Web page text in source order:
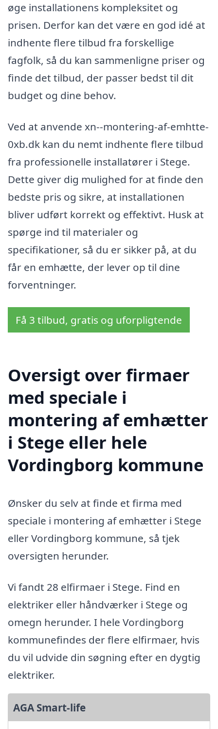
øge installationens kompleksitet og
prisen. Derfor kan det være en god idé at
indhente flere tilbud fra forskellige
fagfolk, så du kan sammenligne priser og
finde det tilbud, der passer bedst til dit
budget og dine behov.
Ved at anvende xn--montering-af-emhtte-
0xb.dk kan du nemt indhente flere tilbud
fra professionelle installatører i Stege.
Dette giver dig mulighed for at finde den
bedste pris og sikre, at installationen
bliver udført korrekt og effektivt. Husk at
spørge ind til materialer og
specifikationer, så du er sikker på, at du
får en emhætte, der lever op til dine
forventninger.
Få 3 tilbud, gratis og uforpligtende
Oversigt over firmaer
med speciale i
montering af emhætter
i Stege eller hele
Vordingborg kommune
Ønsker du selv at finde et firma med
speciale i montering af emhætter i Stege
eller Vordingborg kommune, så tjek
oversigten herunder.
Vi fandt 28 elfirmaer i Stege. Find en
elektriker eller håndværker i Stege og
omegn herunder. I hele Vordingborg
kommunefindes der flere elfirmaer, hvis
du vil udvide din søgning efter en dygtig
elektriker.
AGA Smart-life